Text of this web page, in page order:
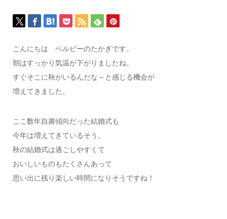
こんにちは ベルビーのたかぎです。
朝はすっかり気温が下がりましたね。
すぐそこに秋がいるんだな～と感じる機会が
増えてきました。
ここ数年自粛傾向だった結婚式も
今年は増えてきているそう。
秋の結婚式は過ごしやすくて
おいしいものもたくさんあって
思い出に残り楽しい時間になりそうですね！